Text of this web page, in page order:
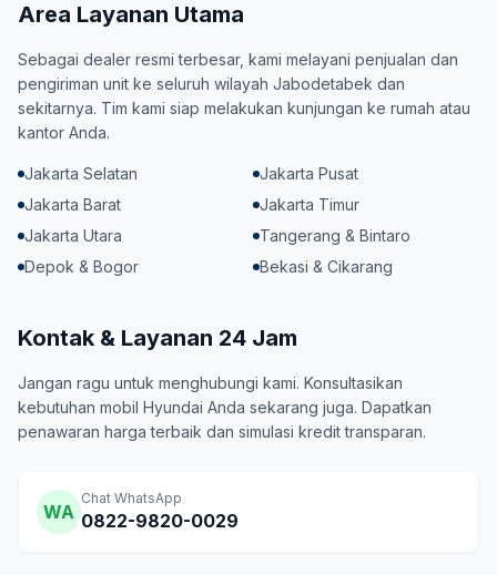
Area Layanan Utama
Sebagai dealer resmi terbesar, kami melayani penjualan dan
pengiriman unit ke seluruh wilayah Jabodetabek dan
sekitarnya. Tim kami siap melakukan kunjungan ke rumah atau
kantor Anda.
Jakarta Selatan
Jakarta Pusat
Jakarta Barat
Jakarta Timur
Jakarta Utara
Tangerang & Bintaro
Depok & Bogor
Bekasi & Cikarang
Kontak & Layanan 24 Jam
Jangan ragu untuk menghubungi kami. Konsultasikan
kebutuhan mobil Hyundai Anda sekarang juga. Dapatkan
penawaran harga terbaik dan simulasi kredit transparan.
WA
Chat WhatsApp
0822-9820-0029